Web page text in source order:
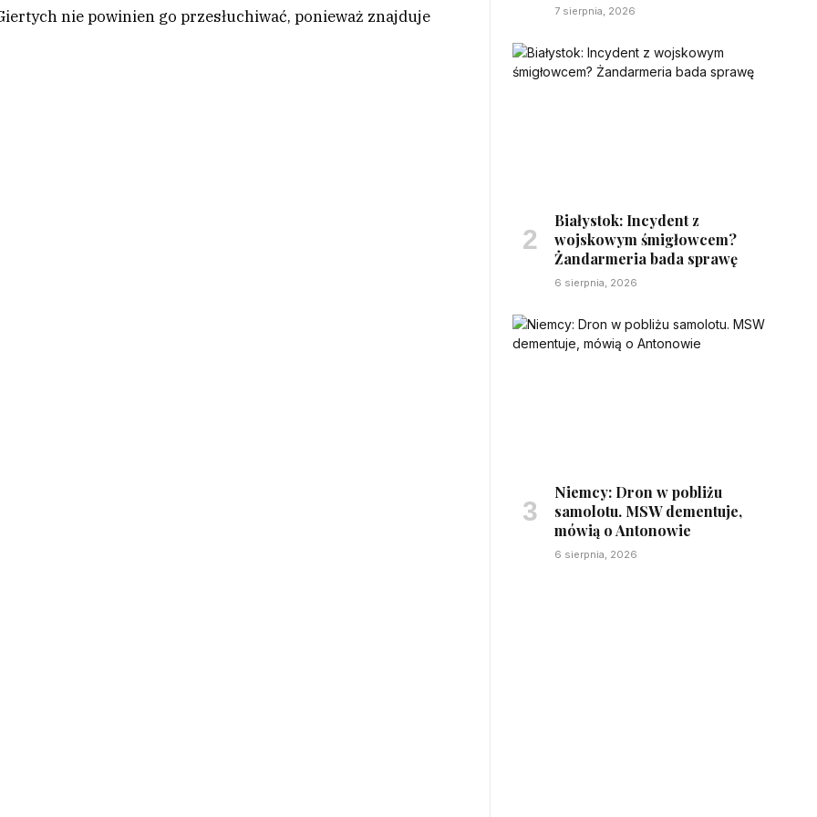
nie powinien go przesłuchiwać, ponieważ znajduje 7 sierpnia, 2026
Białystok: Incydent z
wojskowym śmigłowcem?
Żandarmeria bada sprawę
6 sierpnia, 2026
Niemcy: Dron w pobliżu
samolotu. MSW dementuje,
mówią o Antonowie
6 sierpnia, 2026